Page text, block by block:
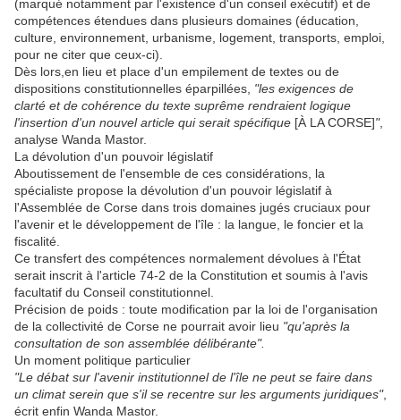
(marqué notamment par l'existence d'un conseil exécutif) et de
compétences étendues dans plusieurs domaines (éducation,
culture, environnement, urbanisme, logement, transports, emploi,
pour ne citer que ceux-ci).
Dès lors,en lieu et place d'un empilement de textes ou de
dispositions constitutionnelles éparpillées, "les exigences de
clarté et de cohérence du texte suprême rendraient logique
l'insertion d'un nouvel article qui serait spécifique [À LA CORSE]",
analyse Wanda Mastor.
La dévolution d'un pouvoir législatif
Aboutissement de l'ensemble de ces considérations, la
spécialiste propose la dévolution d'un pouvoir législatif à
l'Assemblée de Corse dans trois domaines jugés cruciaux pour
l'avenir et le développement de l'île : la langue, le foncier et la
fiscalité.
Ce transfert des compétences normalement dévolues à l'État
serait inscrit à l'article 74-2 de la Constitution et soumis à l'avis
facultatif du Conseil constitutionnel.
Précision de poids : toute modification par la loi de l'organisation
de la collectivité de Corse ne pourrait avoir lieu "qu'après la
consultation de son assemblée délibérante".
Un moment politique particulier
"Le débat sur l'avenir institutionnel de l'île ne peut se faire dans
un climat serein que s'il se recentre sur les arguments juridiques",
écrit enfin Wanda Mastor.